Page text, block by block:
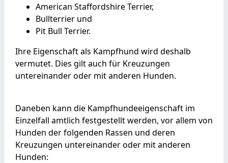
American Staffordshire Terrier,
Bullterrier und
Pit Bull Terrier.
Ihre Eigenschaft als Kampfhund wird deshalb
vermutet. Dies gilt auch für Kreuzungen
untereinander oder mit anderen Hunden.
Daneben kann die Kampfhundeeigenschaft im
Einzelfall amtlich festgestellt werden, vor allem von
Hunden der folgenden Rassen und deren
Kreuzungen untereinander oder mit anderen
Hunden: